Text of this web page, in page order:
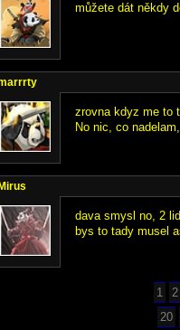
můžete dát někdy
zrovna kdyz me to
No nic, co
Mirus
dava smysl no, 2
bys to tady musel
1 2
20